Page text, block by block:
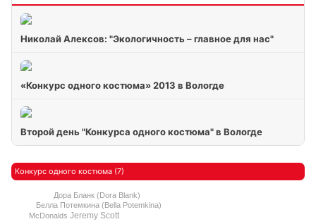
Николай Алексов: "Экологичность – главное для нас"
«Конкурс одного костюма» 2013 в Вологде
Второй день "Конкурса одного костюма" в Вологде
Конкурс одного костюма (7)
Jeremy Scott
Белла Потемкина (Bella Potemkina)
Дора Бланк (Dora Blank)
McDonalds